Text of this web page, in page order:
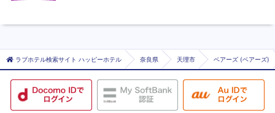
ラブホテル検索サイト ハッピーホテル 奈良県 天理市 ベアーズ (ベアーズ)